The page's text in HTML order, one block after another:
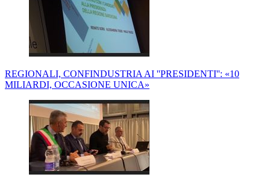
REGIONALI, CONFINDUSTRIA AI ''PRESIDENTI'': «10
MILIARDI, OCCASIONE UNICA»